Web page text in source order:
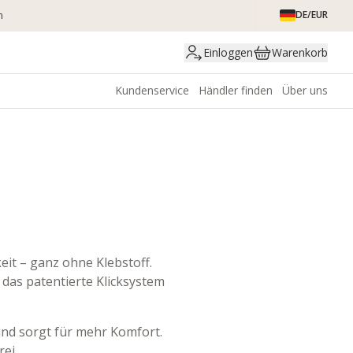
DE/EUR
Einloggen Warenkorb
Kundenservice Händler finden Über uns
– ganz ohne Klebstoff.
patentierte Klicksystem
sorgt für mehr Komfort.